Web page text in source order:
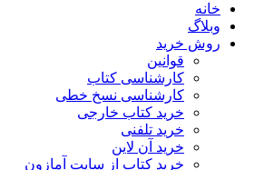
خانه
وبلاگ
روش خرید
قوانین
کارشناسی کتاب
کارشناسی نسخ خطی
خرید کتاب خارجی
خرید تلفنی
خرید آن لاین
خرید کتاب از سایت آمازون